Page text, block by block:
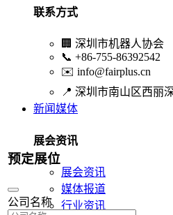
联系方式
🏢 深圳市机器人协会
📞 +86-755-86392542
✉️ info@fairplus.cn
📍 深圳市南山区西丽
新闻媒体
展会资讯
展会资讯
媒体报道
行业资讯
预定展位
公司名称